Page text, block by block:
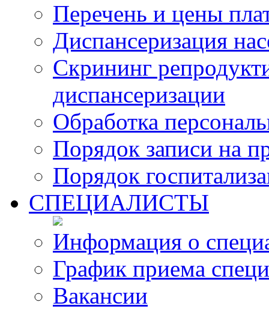
Перечень и цены
Диспансеризация
Скрининг
диспансеризации
Обработка
Порядок записи на
Порядок
СПЕЦИАЛИСТЫ
Информация о
График приема
Вакансии